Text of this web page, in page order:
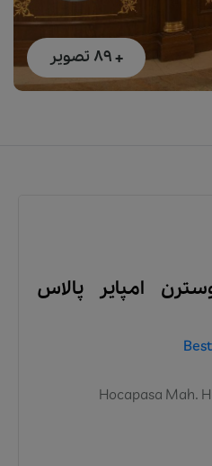
+ 89 تصویر
امپایر پالاس
Hocapasa Mah.